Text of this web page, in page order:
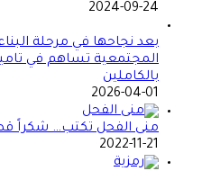
2024-09-24
بعد نجاحها في مرحلة
المجتمعية تساهم في
بالكاملين
2026-04-01
منى الفحل تكتب… شكراً
2022-11-21